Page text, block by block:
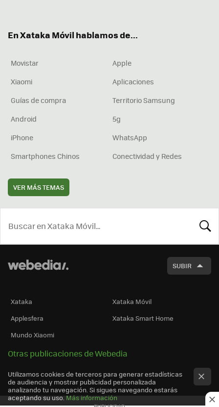
En Xataka Móvil hablamos de...
Movistar
Apple
Xiaomi
Aplicaciones
Guías de compra
Territorio Samsung
Android
5g
iPhone
WhatsApp
Smartphones Chinos
Conectividad y Redes
VER MÁS TEMAS
SUBIR
Xataka
Xataka Móvil
Applesfera
Xataka Smart Home
Mundo Xiaomi
Otras publicaciones de Webedia
Utilizamos cookies de terceros para generar estadísticas
de audiencia y mostrar publicidad personalizada
analizando tu navegación. Si sigues navegando estarás
aceptando su uso. Más información